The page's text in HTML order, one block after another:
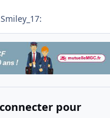
pour